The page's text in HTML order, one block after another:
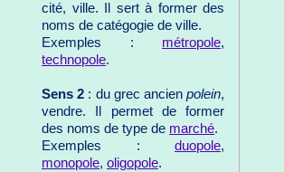
cité, ville. Il sert à former des
noms de catégogie de ville.
Exemples : métropole,
technopole.
Sens 2 : du grec ancienpolein,
vendre. Il permet de former
des noms de type de marché.
Exemples : duopole,
monopole, oligopole.